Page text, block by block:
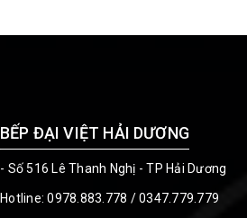
BẾP ĐẠI VIỆT HẢI DƯƠNG
- Số 516 Lê Thanh Nghị - TP Hải Dương
Hotline:0978.883.778 /0347.779.779